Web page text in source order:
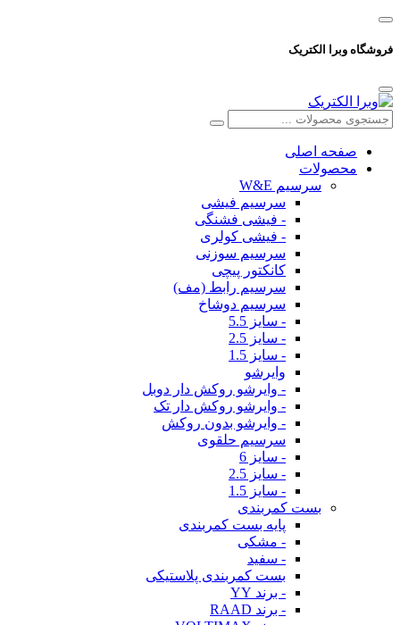
فروشگاه وبرا الکتریک
صفحه اصلی
محصولات
سرسیم W&E
سرسیم فیشی
- فیشی فشنگی
- فیشی کولری
سرسیم سوزنی
کانکتور پیچی
سرسیم رابط (مف)
سرسیم دوشاخ
- سایز 5.5
- سایز 2.5
- سایز 1.5
وایرشو
- وایرشو روکش دار دوبل
- وایرشو روکش دار تک
- وایرشو بدون روکش
سرسیم حلقوی
- سایز 6
- سایز 2.5
- سایز 1.5
بست کمربندی
پایه بست کمربندی
- مشکی
- سفید
بست کمربندی پلاستیکی
- برند YY
- برند RAAD